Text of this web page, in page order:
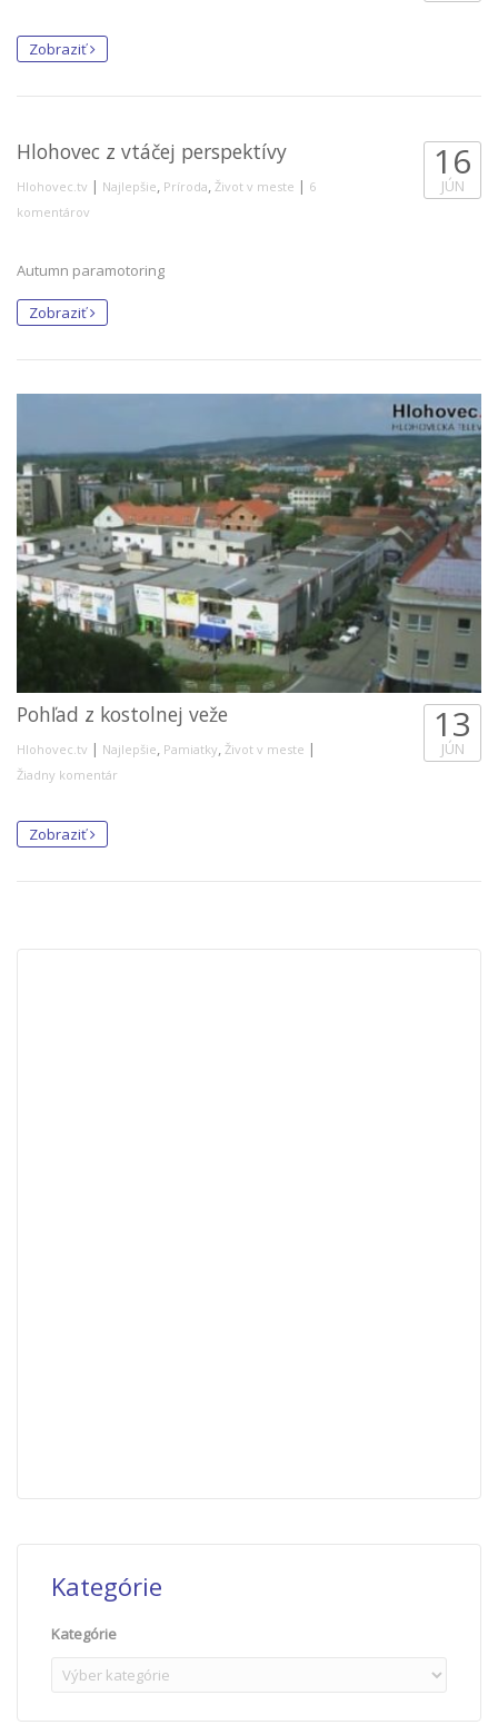
Zobraziť
Hlohovec z vtáčej perspektívy
Hlohovec.tv | Najlepšie, Príroda, Život v meste | 6
komentárov
16
JÚN
Autumn paramotoring
Zobraziť
Pohľad z kostolnej veže
Hlohovec.tv | Najlepšie, Pamiatky, Život v meste |
Žiadny komentár
13
JÚN
Zobraziť
Kategórie
Kategórie